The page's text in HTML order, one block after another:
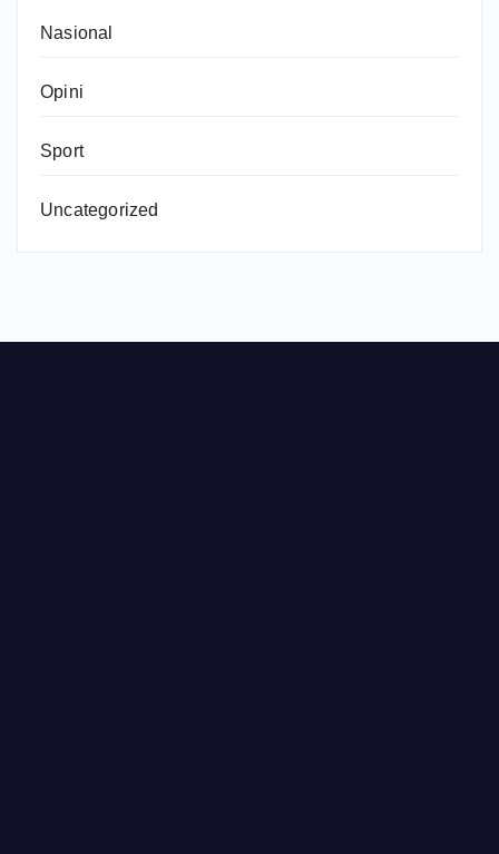
Nasional
Opini
Sport
Uncategorized